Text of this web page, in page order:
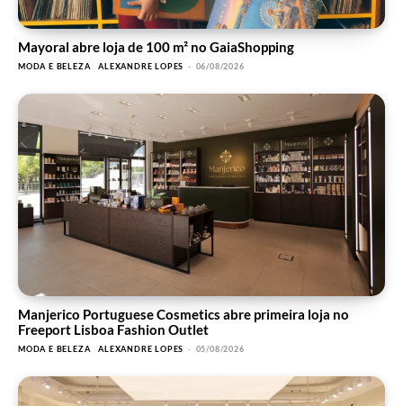
Mayoral abre loja de 100 m² no GaiaShopping
MODA E BELEZA ALEXANDRE LOPES - 06/08/2026
Manjerico Portuguese Cosmetics abre primeira loja no
Freeport Lisboa Fashion Outlet
MODA E BELEZA ALEXANDRE LOPES - 05/08/2026